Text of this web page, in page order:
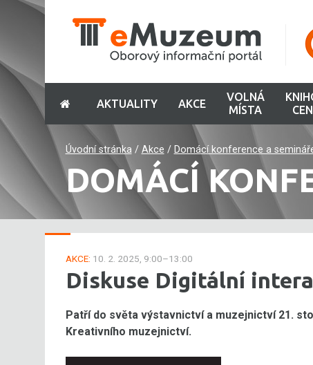
AKTUALITY AKCE
VOLNÁ
MÍSTA
Úvodní stránka/ Akce / Domácí konference a
DOMÁCÍ
AKCE: 10. 2. 2025, 9:00–13:00
Diskuse Digitální
Patří do světa výstavnictví a muzejnictví 21.
Kreativního muzejnictví.